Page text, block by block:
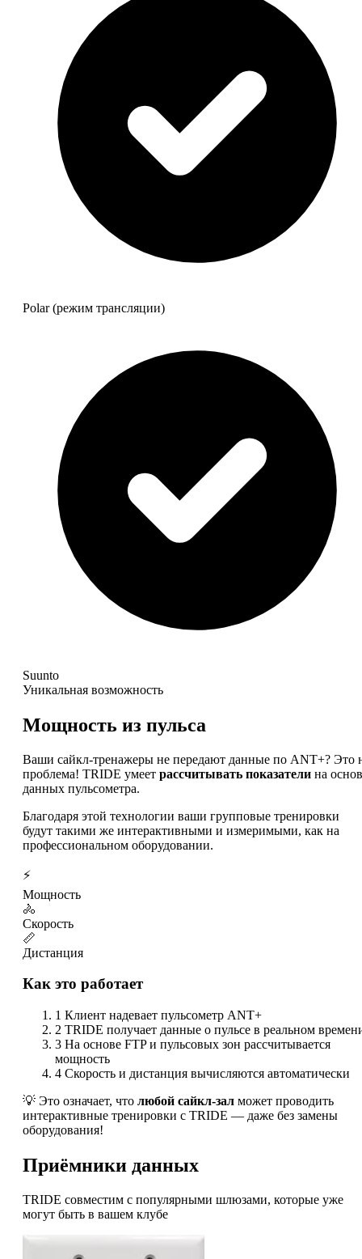
Polar (режим трансляции)
Suunto
Уникальная возможность
Мощность из пульса
Ваши сайкл-тренажеры не передают данные по ANT+? Это
проблема! TRIDE умеет рассчитывать показатели на
данных пульсометра.
Благодаря этой технологии ваши групповые тренировки
будут такими же интерактивными и измеримыми, как на
профессиональном оборудовании.
⚡
Мощность
🚴
Скорость
📏
Дистанция
Как это работает
1 Клиент надевает пульсометр ANT+
2 TRIDE получает данные о пульсе в реальном
3 На основе FTP и пульсовых зон рассчитывается
мощность
4 Скорость и дистанция вычисляются автоматически
💡 Это означает, что любой сайкл-зал может проводить
интерактивные тренировки с TRIDE — даже без замены
оборудования!
Приёмники данных
TRIDE совместим с популярными шлюзами, которые уже
могут быть в вашем клубе